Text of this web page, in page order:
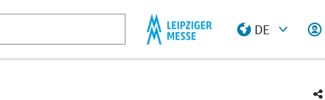
DE